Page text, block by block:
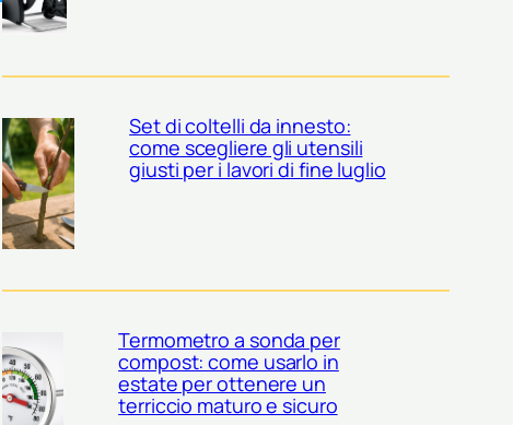
Set di coltelli da innesto:
come scegliere gli utensili
giusti per i lavori di fine luglio
Termometro a sonda per
compost: come usarlo in
estate per ottenere un
terriccio maturo e sicuro